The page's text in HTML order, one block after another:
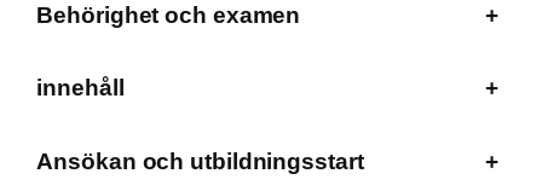
Behörighet och examen +
innehåll +
Ansökan och utbildningsstart +